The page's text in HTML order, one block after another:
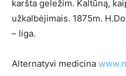
karšta geležim. Kaltūną,
užkalbėjimais. 1875m.
– liga.
Alternatyvi medicina